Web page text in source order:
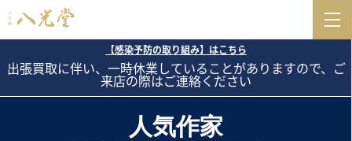
【感染予防の取り組み】はこちら
出張買取に伴い、一時休業していることがありますので、ご
来店の際はご連絡ください
人気作家